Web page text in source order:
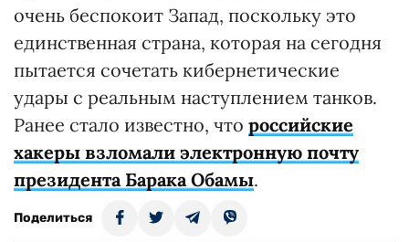
очень беспокоит Запад, поскольку это
единственная страна, которая на сегодня
пытается сочетать кибернетические
удары с реальным наступлением танков.
Ранее стало известно, что российские
хакеры взломали электронную почту
президента Барака Обамы.
Поделиться